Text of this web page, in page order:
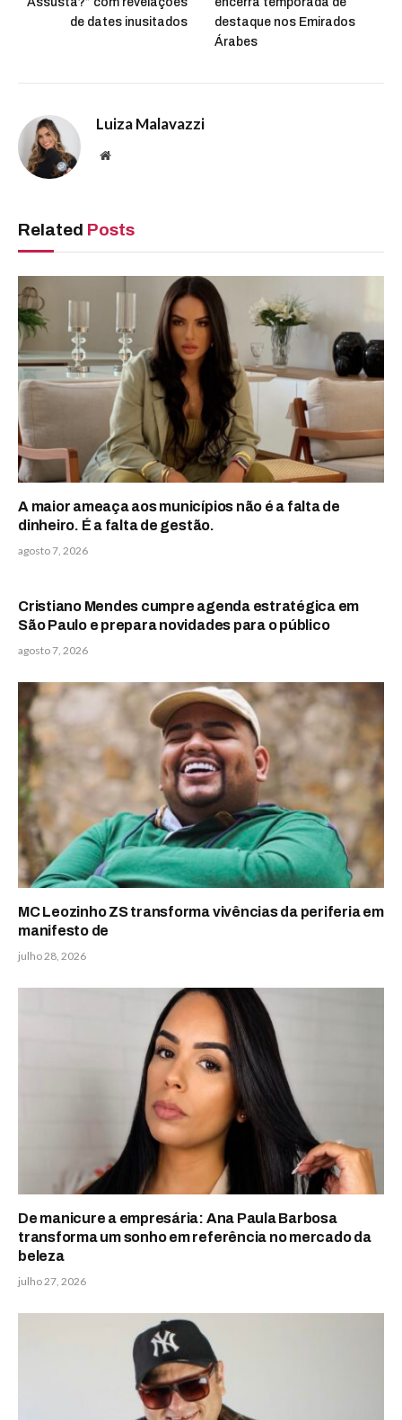
de dates inusitados
destaque nos Emirados
Árabes
Luiza Malavazzi
Website
Related Posts
A maior ameaça aos municípios não é a falta de
dinheiro. É a falta de gestão.
agosto 7, 2026
Cristiano Mendes cumpre agenda estratégica em
São Paulo e prepara novidades para o público
agosto 7, 2026
MC Leozinho ZS transforma vivências da periferia em
manifesto de
julho 28, 2026
De manicure a empresária: Ana Paula Barbosa
transforma um sonho em referência no mercado da
beleza
julho 27, 2026